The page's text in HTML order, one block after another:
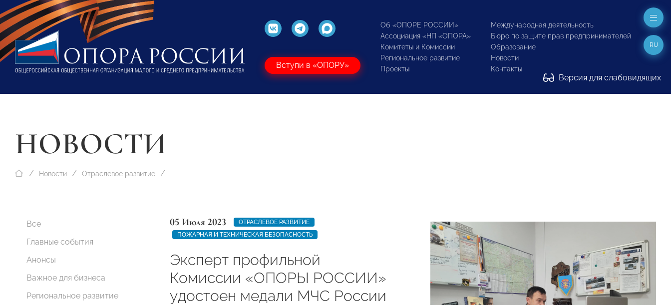
Вступи в «ОПОРУ»
Об «ОПОРЕ РОССИИ»
Ассоциация «НП «ОПОРА»
Комитеты и Комиссии
Региональное развитие
Проекты
Международная деятельность
Бюро по защите прав предпринимателей
Образование
Новости
Контакты
Версия для слабовидящих
RU
НОВОСТИ
Новости Отраслевое развитие
Все
Главные события
Анонсы
Важное для бизнеса
Региональное развитие
05 Июля 2023
ОТРАСЛЕВОЕ РАЗВИТИЕ
ПОЖАРНАЯ И ТЕХНИЧЕСКАЯ БЕЗОПАСНОСТЬ
Эксперт профильной
Комиссии «ОПОРЫ РОССИИ»
удостоен медали МЧС России